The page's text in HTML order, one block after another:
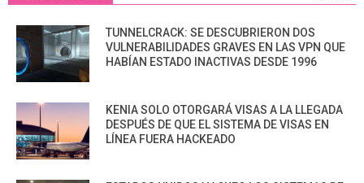
TUNNELCRACK: SE DESCUBRIERON DOS
VULNERABILIDADES GRAVES EN LAS VPN QUE
HABÍAN ESTADO INACTIVAS DESDE 1996
KENIA SOLO OTORGARÁ VISAS A LA LLEGADA
DESPUÉS DE QUE EL SISTEMA DE VISAS EN
LÍNEA FUERA HACKEADO